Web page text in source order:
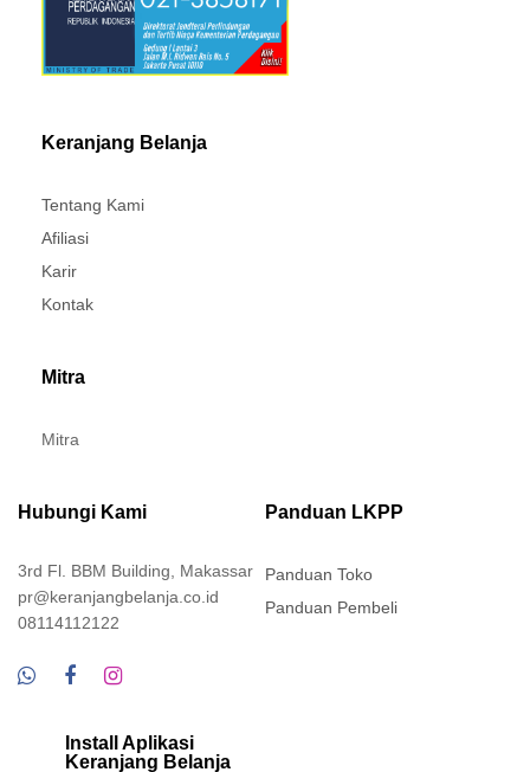
Keranjang Belanja
Tentang Kami
Afiliasi
Karir
Kontak
Mitra
Mitra
Hubungi Kami
3rd Fl. BBM Building, Makassar
pr@keranjangbelanja.co.id
08114112122
Panduan LKPP
Panduan Toko
Panduan Pembeli
Install Aplikasi
Keranjang Belanja